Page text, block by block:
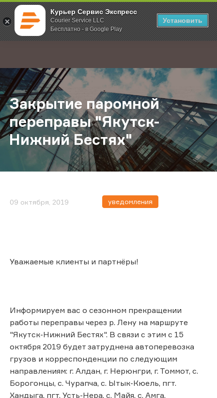
Курьер Сервис Экспресс
Courier Service LLC
Бесплатно - в Google Play
Установить
; Главная О компании Новости Закрытие паромной переправы
Закрытие паромной
переправы "Якутск-
Нижний Бестях"
09 октября, 2019 уведомления
Уважаемые клиенты и партнёры!
Информируем вас о сезонном прекращении
работы переправы через р. Лену на маршруте
"Якутск-Нижний Бестях". В связи с этим с 15
октября 2019 будет затруднена автоперевозка
грузов и корреспонденции по следующим
направлениям: г. Алдан, г. Нерюнгри, г. Томмот, с.
Борогонцы, с. Чурапча, с. Ытык-Кюель, пгт.
Хандыга, пгт. Усть-Нера, с. Майя, с. Амга.